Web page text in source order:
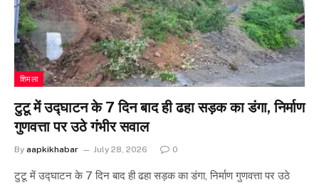
शिमला
टुटू में उद्घाटन के 7 दिन बाद ही ढहा सड़क का डंगा, निर्माण
गुणवत्ता पर उठे गंभीर सवाल
By aapkikhabar July 28, 2026 0
टुटू में उद्घाटन के 7 दिन बाद ही ढहा सड़क का डंगा, निर्माण गुणवत्ता पर उठे